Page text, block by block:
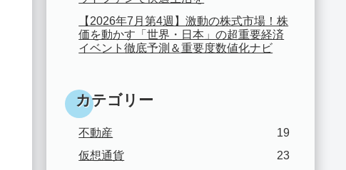
【2026年7月第4週】激動の株式市場！株
価を動かす「世界・日本」の超重要経済
イベント徹底予測＆重要度数値化ナビ
カテゴリー
不動産
19
仮想通貨
23